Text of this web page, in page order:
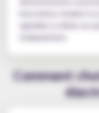
innovations rendent
agréable à utiliser au
Comment